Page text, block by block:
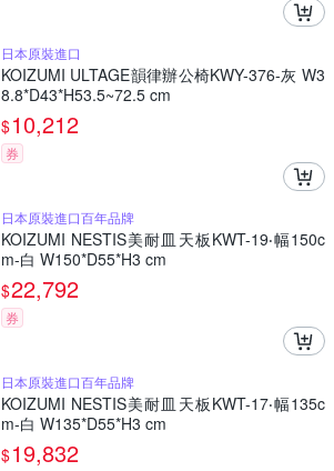
日本原裝進口
KOIZUMI ULTAGE韻律辦公椅KWY-376-灰 W3
8.8*D43*H53.5~72.5 cm
$10,212
券
日本原裝進口百年品牌
KOIZUMI NESTIS美耐皿天板KWT-19‧幅150c
m-白 W150*D55*H3 cm
$22,792
券
日本原裝進口百年品牌
KOIZUMI NESTIS美耐皿天板KWT-17‧幅135c
m-白 W135*D55*H3 cm
$19,832